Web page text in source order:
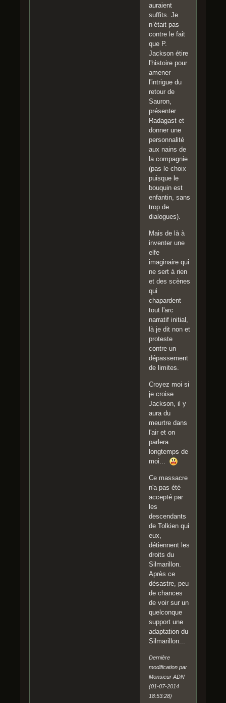
auraient
suffits. Je
n’était pas
contre le fait
que P.
Jackson étire
l'histoire pour
amener
l'intrigue du
retour de
Sauron,
présenter
Radagast et
donner une
personnalité
aux nains de
la compagnie
(pas le choix
puisque le
bouquin est
enfantin, sans
trop de
dialogues).
Mais de là à
inventer une
elfe
imaginaire qui
ne sert à rien
et des scènes
qui
chapardent
tout l'arc
narratif initial,
là je dit non et
proteste
contre un
dépassement
de limites.
Croyez moi si
je croise
Jackson, il y
aura du
meurtre dans
l'air et on
parlera
longtemps de
moi...
Ce massacre
n'a pas été
accepté par
les
descendants
de Tolkien qui
eux,
détiennent les
droits du
Silmarillon.
Après ce
désastre, peu
de chances
de voir sur un
quelconque
support une
adaptation du
Silmarillon...
Dernière
modification par
Monsieur ADN
(01-07-2014
18:53:28)